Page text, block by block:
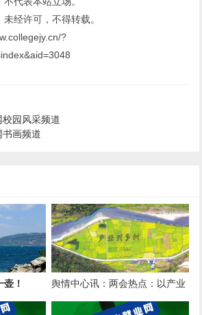
经许可，不得转载。
?
园风采频道
书画频道
！
舆情中心讯：两会热点：以产业
发展助力乡村振兴